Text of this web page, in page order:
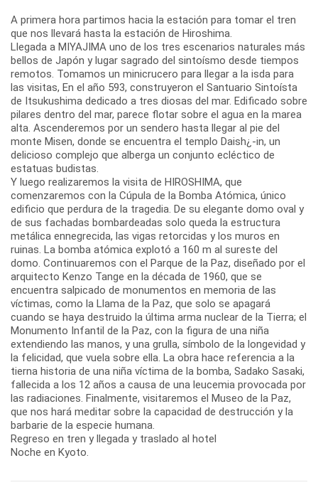
A primera hora partimos hacia la estación para tomar el tren
que nos llevará hasta la estación de Hiroshima.
Llegada a MIYAJIMA uno de los tres escenarios naturales más
bellos de Japón y lugar sagrado del sintoísmo desde tiempos
remotos. Tomamos un minicrucero para llegar a la isda para
las visitas, En el año 593, construyeron el Santuario Sintoísta
de Itsukushima dedicado a tres diosas del mar. Edificado sobre
pilares dentro del mar, parece flotar sobre el agua en la marea
alta. Ascenderemos por un sendero hasta llegar al pie del
monte Misen, donde se encuentra el templo Daish¿-in, un
delicioso complejo que alberga un conjunto ecléctico de
estatuas budistas.
Y luego realizaremos la visita de HIROSHIMA, que
comenzaremos con la Cúpula de la Bomba Atómica, único
edificio que perdura de la tragedia. De su elegante domo oval y
de sus fachadas bombardeadas solo queda la estructura
metálica ennegrecida, las vigas retorcidas y los muros en
ruinas. La bomba atómica explotó a 160 m al sureste del
domo. Continuaremos con el Parque de la Paz, diseñado por el
arquitecto Kenzo Tange en la década de 1960, que se
encuentra salpicado de monumentos en memoria de las
víctimas, como la Llama de la Paz, que solo se apagará
cuando se haya destruido la última arma nuclear de la Tierra; el
Monumento Infantil de la Paz, con la figura de una niña
extendiendo las manos, y una grulla, símbolo de la longevidad y
la felicidad, que vuela sobre ella. La obra hace referencia a la
tierna historia de una niña víctima de la bomba, Sadako Sasaki,
fallecida a los 12 años a causa de una leucemia provocada por
las radiaciones. Finalmente, visitaremos el Museo de la Paz,
que nos hará meditar sobre la capacidad de destrucción y la
barbarie de la especie humana.
Regreso en tren y llegada y traslado al hotel
Noche en Kyoto.